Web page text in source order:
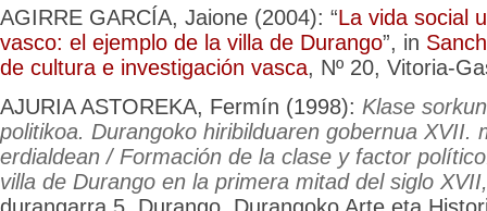
AGIRRE GARCÍA, Jaione (2004): “La vida social
vasco: el ejemplo de la villa de Durango”, in
de cultura e investigación vasca, Nº 20, Vitoria-
AJURIA ASTOREKA, Fermín (1998): Klase
politikoa. Durangoko hiribilduaren gobernua XVII.
erdialdean / Formación de la clase y factor
villa de Durango en la primera mitad del siglo XVII,